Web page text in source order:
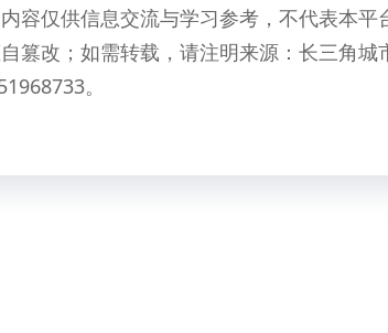
容仅供信息交流与学习参考，不代表本平
篡改；如需转载，请注明来源：长三角城
。